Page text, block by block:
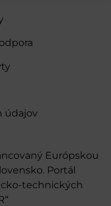
údajov
Európskou
Portál
technických